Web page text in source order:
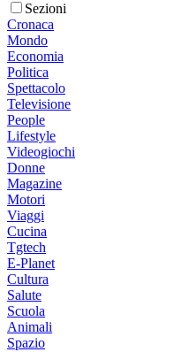
Sezioni
Cronaca
Mondo
Economia
Politica
Spettacolo
Televisione
People
Lifestyle
Videogiochi
Donne
Magazine
Motori
Viaggi
Cucina
Tgtech
E-Planet
Cultura
Salute
Scuola
Animali
Spazio